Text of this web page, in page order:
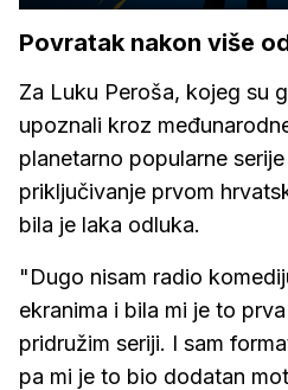
Povratak nakon više
Za Luku Peroša, kojeg su
upoznali kroz
planetarno popularne
priključivanje prvom
bila je laka odluka.
"Dugo nisam radio
ekranima i bila mi je to
pridružim seriji. I sam
pa mi je to bio dodatan